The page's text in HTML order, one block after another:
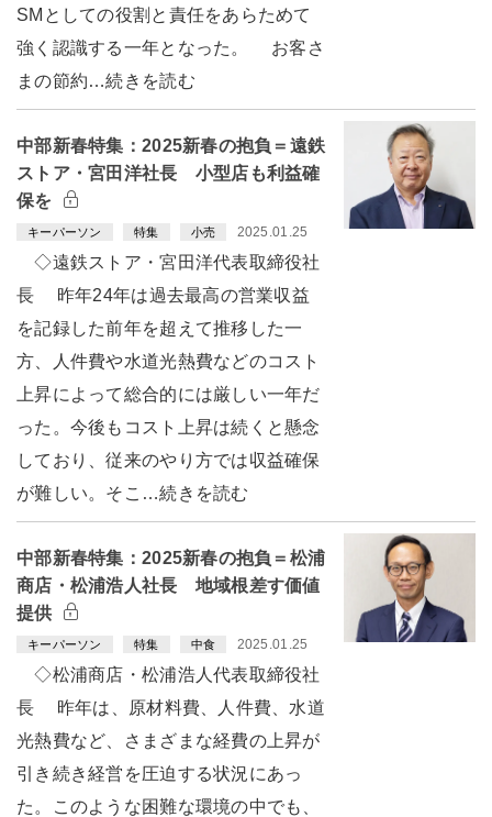
SMとしての役割と責任をあらためて
強く認識する一年となった。 お客さ
まの節約…続きを読む
中部新春特集：2025新春の抱負＝遠鉄
ストア・宮田洋社長 小型店も利益確
保を
キーパーソン 特集 小売 2025.01.25
◇遠鉄ストア・宮田洋代表取締役社
長 昨年24年は過去最高の営業収益
を記録した前年を超えて推移した一
方、人件費や水道光熱費などのコスト
上昇によって総合的には厳しい一年だ
った。今後もコスト上昇は続くと懸念
しており、従来のやり方では収益確保
が難しい。そこ…続きを読む
中部新春特集：2025新春の抱負＝松浦
商店・松浦浩人社長 地域根差す価値
提供
キーパーソン 特集 中食 2025.01.25
◇松浦商店・松浦浩人代表取締役社
長 昨年は、原材料費、人件費、水道
光熱費など、さまざまな経費の上昇が
引き続き経営を圧迫する状況にあっ
た。このような困難な環境の中でも、